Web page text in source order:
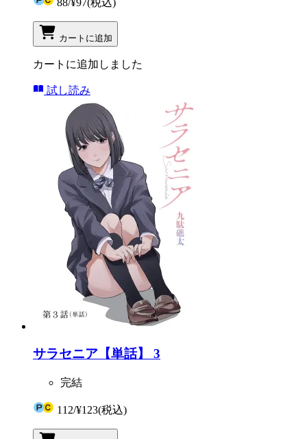
カートに追加
カートに追加しました
試し読み
サラセニア【単話】 3
完結
112/¥123(税込)